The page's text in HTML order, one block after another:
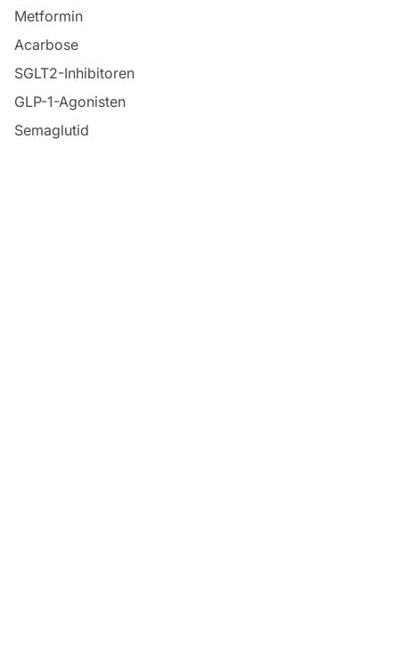
Metformin
Acarbose
SGLT2-Inhibitoren
GLP-1-Agonisten
Semaglutid